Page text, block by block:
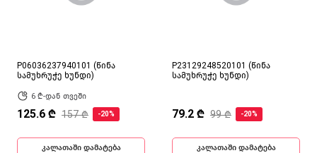
P06036237940101 (წინა
სამუხრუჭე ხუნდი)
6 ₾-დან თვეში
125.6 ₾ 157 ₾ -20%
კალათაში დამატება
P23129248520101 (წინა
სამუხრუჭე ხუნდი)
79.2 ₾ 99 ₾ -20%
კალათაში დამატება